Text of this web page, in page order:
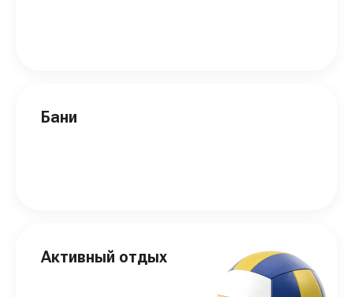
Бани
Активный отдых